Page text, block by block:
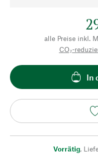
alle Preise inkl.
CO₂-
In
Vorrätig,